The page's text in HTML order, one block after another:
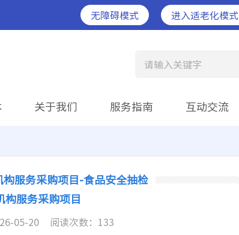
无障碍模式 进入适老化模式
请输入关键字
关于我们 服务指南 互动交流
服务采购项目-食品安全抽检
构服务采购项目
05-20 阅读次数： 133